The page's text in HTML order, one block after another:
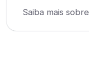
Saiba mais sobre